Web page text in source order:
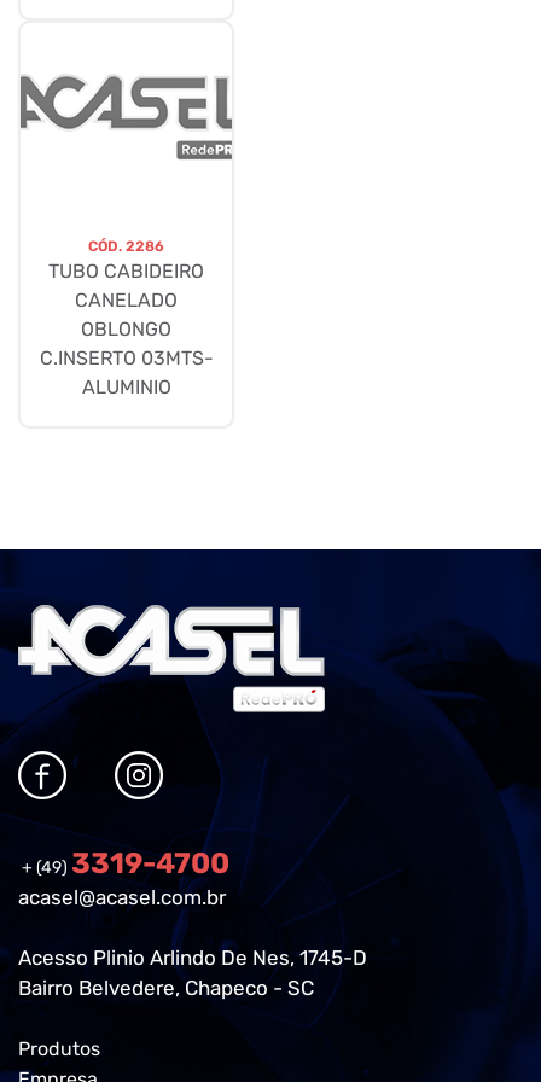
CÓD. 2286
TUBO CABIDEIRO
CANELADO
OBLONGO
C.INSERTO 03MTS-
ALUMINIO
+ (49) 3319-4700
acasel@acasel.com.br
Acesso Plinio Arlindo De Nes, 1745-D
Bairro Belvedere, Chapeco - SC
Produtos